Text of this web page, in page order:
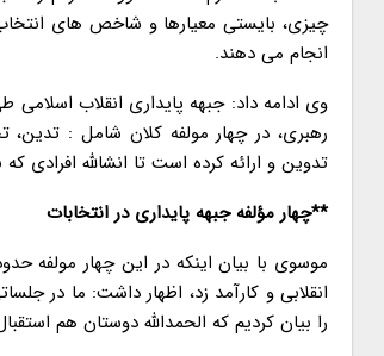
چیزی، بایستی معیارها و شاخص های
انجام می دهند.
وی ادامه داد: جبهه پایداری انقلاب
رهبری، در چهار مولفه کلان شامل :
تدوین و ارائه کرده است تا انشالله افرادی
**چهار مؤلفه جبهه پایداری در انتخابات
انقلابی و کارآمد زد، اظهار داشت: ما در
را بیان کردیم که الحمدالله دوستان هم